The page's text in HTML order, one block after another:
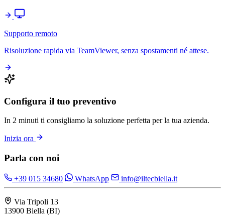
Supporto remoto
Risoluzione rapida via TeamViewer, senza spostamenti né attese.
Configura il tuo preventivo
In 2 minuti ti consigliamo la soluzione perfetta per la tua azienda.
Inizia ora
Parla con noi
+39 015 34680 WhatsApp info@iltecbiella.it
Via Tripoli 13
13900 Biella (BI)